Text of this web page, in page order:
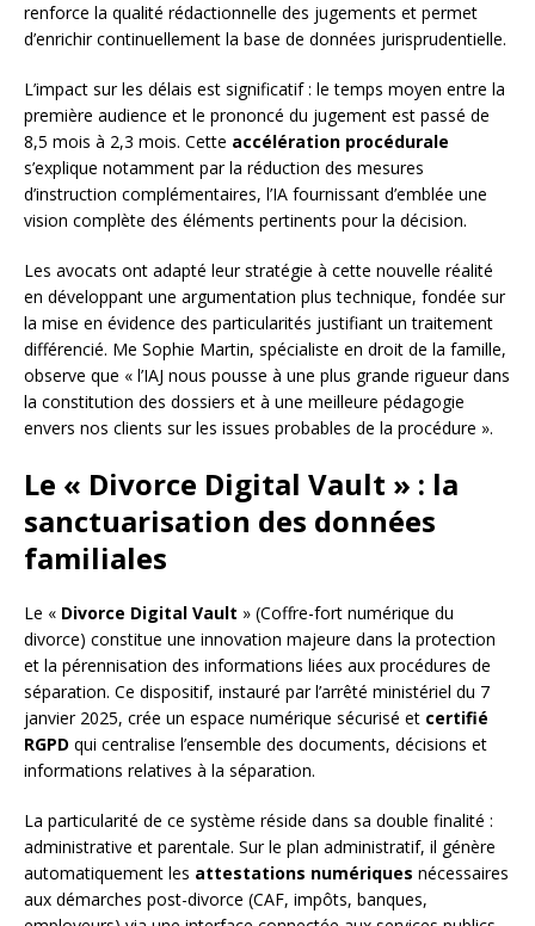
renforce la qualité rédactionnelle des jugements et permet
d’enrichir continuellement la base de données jurisprudentielle.
L’impact sur les délais est significatif : le temps moyen entre la
première audience et le prononcé du jugement est passé de
8,5 mois à 2,3 mois. Cette accélération procédurale
s’explique notamment par la réduction des mesures
d’instruction complémentaires, l’IA fournissant d’emblée une
vision complète des éléments pertinents pour la décision.
Les avocats ont adapté leur stratégie à cette nouvelle réalité
en développant une argumentation plus technique, fondée sur
la mise en évidence des particularités justifiant un traitement
différencié. Me Sophie Martin, spécialiste en droit de la famille,
observe que « l’IAJ nous pousse à une plus grande rigueur dans
la constitution des dossiers et à une meilleure pédagogie
envers nos clients sur les issues probables de la procédure ».
Le « Divorce Digital Vault » : la
sanctuarisation des données
familiales
Le « Divorce Digital Vault » (Coffre-fort numérique du
divorce) constitue une innovation majeure dans la protection
et la pérennisation des informations liées aux procédures de
séparation. Ce dispositif, instauré par l’arrêté ministériel du 7
janvier 2025, crée un espace numérique sécurisé et certifié
RGPD qui centralise l’ensemble des documents, décisions et
informations relatives à la séparation.
La particularité de ce système réside dans sa double finalité :
administrative et parentale. Sur le plan administratif, il génère
automatiquement les attestations numériques nécessaires
aux démarches post-divorce (CAF, impôts, banques,